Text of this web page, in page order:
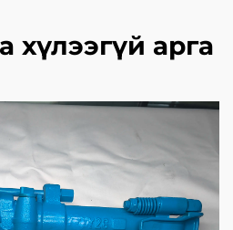
хүлээгүй арга